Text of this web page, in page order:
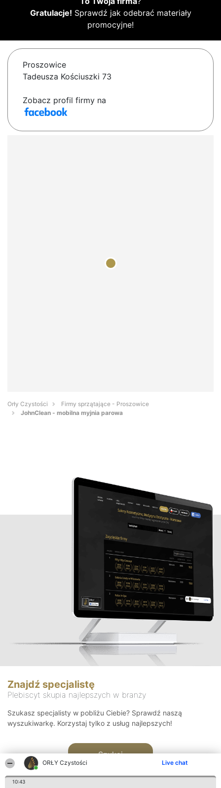
ORŁY Czystości Live chat
10:43
Gratulacje! Sprawdź jak odebrać materiały
promocyjne!
Proszowice
Tadeusza Kościuszki 73
Zobacz profil firmy na
Orły Czystości
Firmy sprzątające - Proszowice
JohnClean - mobilna myjnia parowa
Znajdź specjalistę
Plebiscyt skupia najlepszych w branży
Szukasz specjalisty w pobliżu Ciebie? Sprawdź naszą
wyszukiwarkę. Korzystaj tylko z usług najlepszych!
Szukaj